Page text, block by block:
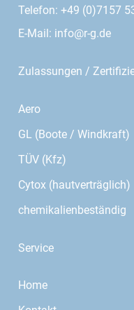
Telefon: +49 (0)7157
E-Mail: info@r-g.de
Zulassungen /
Aero
GL (Boote / Windkraft)
TÜV (Kfz)
Cytox (hautverträglich)
chemikalienbeständig
Service
Home